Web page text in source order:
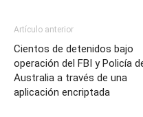
Artículo anterior
Cientos de detenidos bajo
operación del FBI y Policía
Australia a través de una
aplicación encriptada